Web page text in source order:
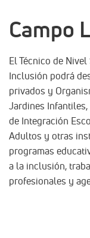
Campo
El Técnico de
Inclusión podrá
privados y
Jardines
de Integración
Adultos y otras
programas
a la inclusión,
profesionales y